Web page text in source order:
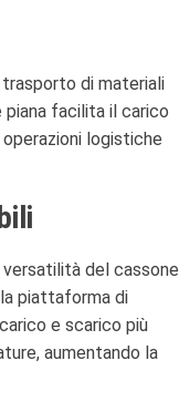
di materiali
piana facilita il carico
logistiche
del cassone
piattaforma di
e scarico più
aumentando la